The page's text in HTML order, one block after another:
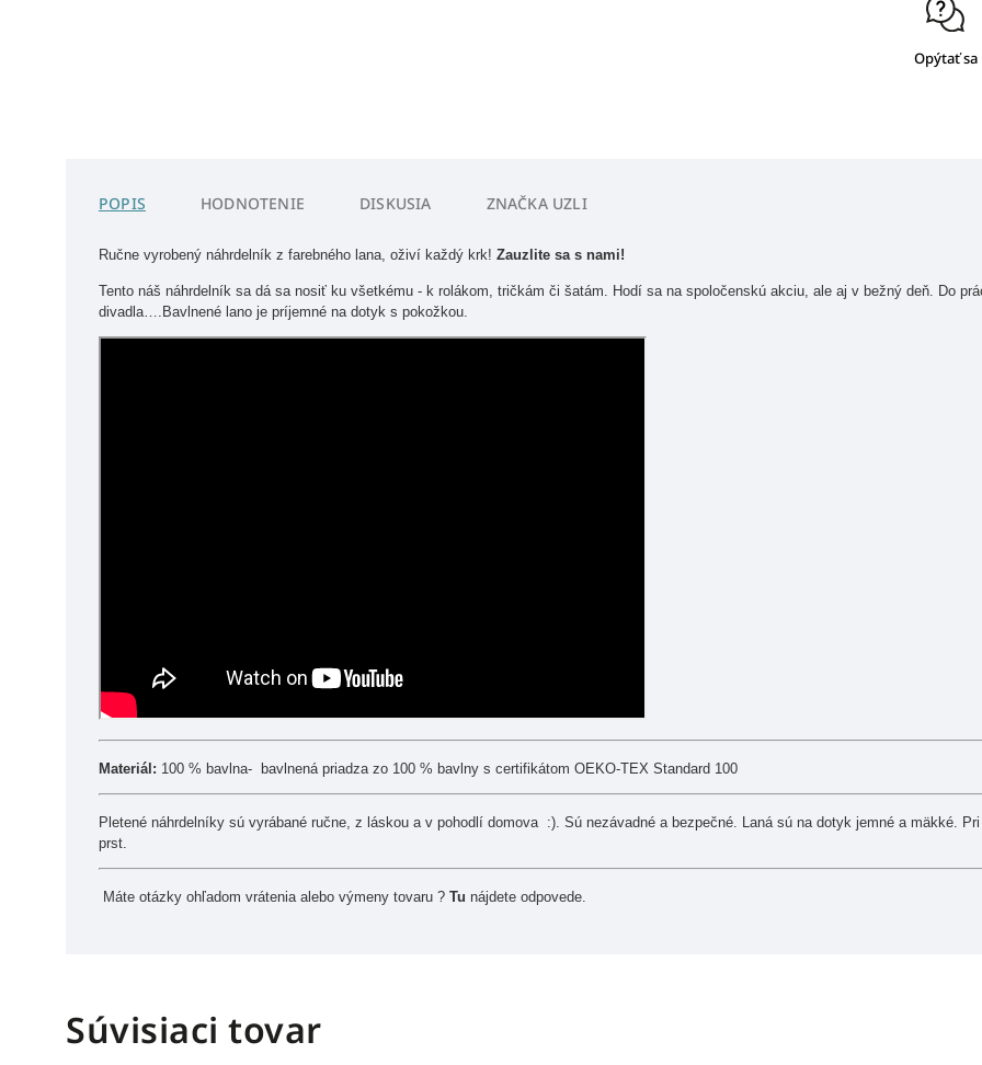
Opýtať sa
POPIS HODNOTENIE DISKUSIA ZNAČKAUZLI
Ručne vyrobený náhrdelník z farebného lana, oživí každý krk! Zauzlite sa s nami!
Tento náš náhrdelník sa dá sa nosiť ku všetkému - k rolákom, tričkám či šatám. Hodí sa na spoločenskú akciu, ale aj v bežný deň. Do
divadla….Bavlnené lano je príjemné na dotyk s pokožkou.
Materiál: 100 % bavlna- bavlnená priadza zo 100 % bavlny s certifikátom OEKO-TEX Standard 100
Pletené náhrdelníky sú vyrábané ručne, z láskou a v pohodlí domova :). Sú nezávadné a bezpečné. Laná sú na dotyk jemné a mäkké.
prst.
Máte otázky ohľadom vrátenia alebo výmeny tovaru ? Tu nájdete odpovede.
Súvisiaci tovar